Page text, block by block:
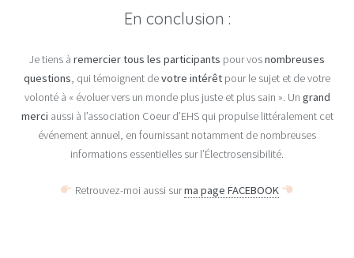
En conclusion :
Je tiens à remercier tous les participants pour vosnombreuses
questions, qui témoignent devotre intérêt pour le sujet et de votre
volonté à « évoluer vers un monde plus juste et plus sain ». Un grand
merci aussi à l’association Coeur d’EHS qui propulse littéralement cet
événement annuel, en fournissant notamment de nombreuses
informations essentielles sur l’Électrosensibilité.
Retrouvez-moi aussi surma page FACEBOOK